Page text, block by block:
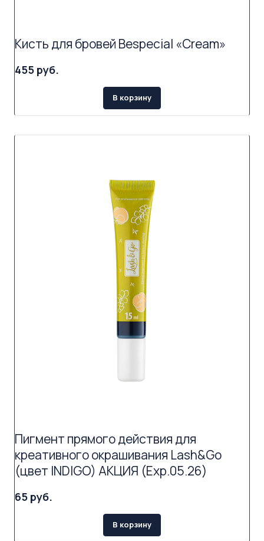
Кисть для бровей Bespecial «Cream»
455 руб.
В корзину
Пигмент прямого действия для
креативного окрашивания Lash&Go
(цвет INDIGO) АКЦИЯ (Exp.05.26)
65 руб.
В корзину